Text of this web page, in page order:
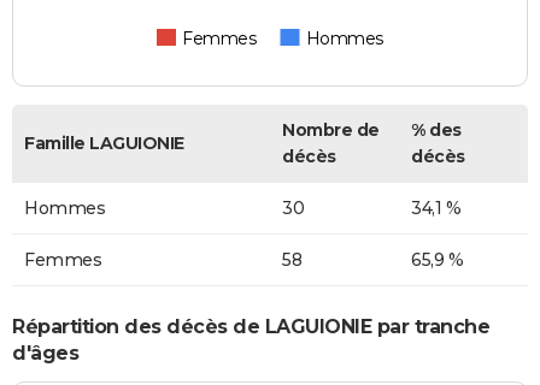
Femmes Hommes
Famille LAGUIONIE
Nombre de
décès
% des
décès
Hommes 30 34,1 %
Femmes 58 65,9 %
Répartition des décès de LAGUIONIE par tranche
d'âges